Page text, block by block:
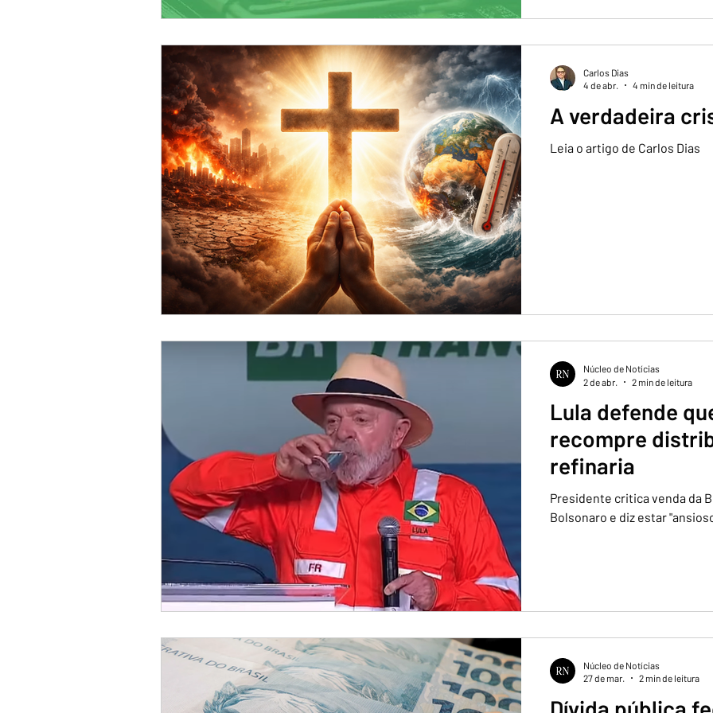
A verdadeira
Leia o artigo de Carlos Dias
Carlos Dias
4 de abr.
4 min de leitura
Lula defende
recompre
refinaria
Presidente critica venda da
Bolsonaro e diz estar
Núcleo de Notícias
2 de abr.
2 min de leitura
Núcleo de Notícias
27 de mar.
2 min de leitura